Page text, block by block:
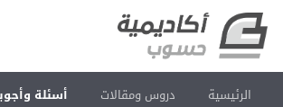
الرئيسية دروس ومقالات أسئلة